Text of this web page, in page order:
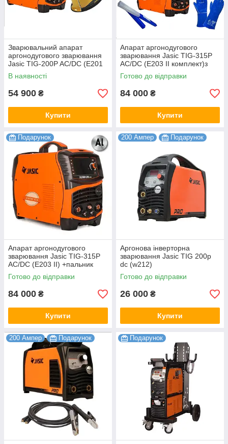
Зварювальний апарат
аргонодугового зварювання
Jasic TIG-200P AC/DC (E201
II) JET+маска
В наявності
54 900 ₴
Купити
Апарат аргонодугового
зварювання Jasic TIG-315P
AC/DC (E203 II комплект)з
пальником Black Wolf
Готово до відправки
84 000 ₴
Купити
Подарунок
Апарат аргонодугового
зварювання Jasic TIG-315P
AC/DC (E203 II) +пальник
типу WP-26 (4 м)
Готово до відправки
84 000 ₴
Купити
200 Ампер Подарунок
Аргонова інверторна
зварювання Jasic TIG 200p
dc (w212)
Готово до відправки
26 000 ₴
Купити
200 Ампер Подарунок Подарунок